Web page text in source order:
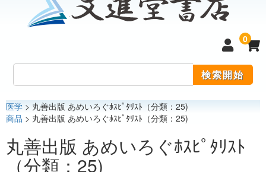
0
医学
医薬関連
医学 > 丸善出版 あめいろぐﾎｽﾋﾟﾀﾘｽﾄ（分類：25)
商品 > 丸善出版 あめいろぐﾎｽﾋﾟﾀﾘｽﾄ（分類：25)
丸善出版 あめいろぐﾎｽﾋﾟﾀﾘｽﾄ
（分類：25)